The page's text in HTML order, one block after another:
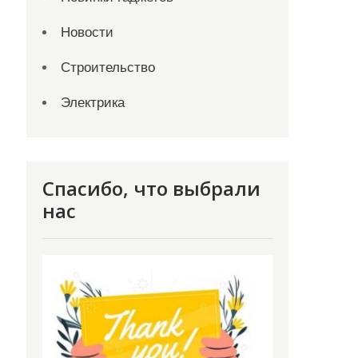
Новости
Строительство
Электрика
Спасибо, что выбрали
нас